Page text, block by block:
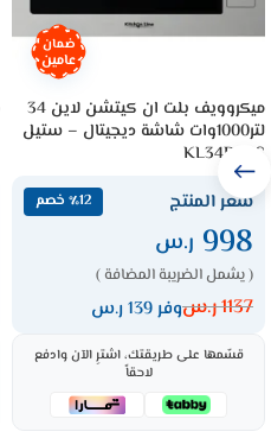
ضمان
عامين
ميكروويف بلت ان كيتشن لاين 34
لتر1000وات شاشة ديجيتال – ستيل
KL34DCSS
سعر المنتج ٪12 خصم
998 ر.س
( يشمل الضريبة المضافة )
1137ر.سوفر 139 ر.س
قسّمها على طريقتك، اشترِ الآن وادفع
لاحقاً